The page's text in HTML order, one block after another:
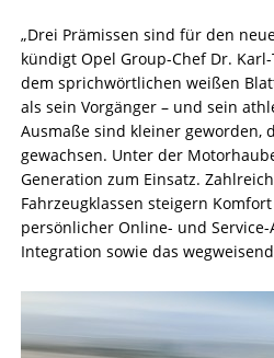
„Drei Prämissen sind für den
kündigt Opel Group-Chef Dr.
dem sprichwörtlichen weißen
als sein Vorgänger – und sein
Ausmaße sind kleiner geworden,
gewachsen. Unter der
Generation zum Einsatz.
Fahrzeugklassen steigern
persönlicher Online- und
Integration sowie das